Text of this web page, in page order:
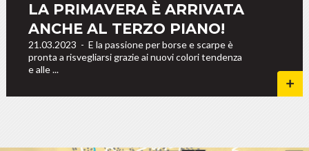
LA PRIMAVERA È ARRIVATA
ANCHE AL TERZO PIANO!
21.03.2023 - E la passione per borse e scarpe è
pronta a risvegliarsi grazie ai nuovi colori tendenza
e alle ...